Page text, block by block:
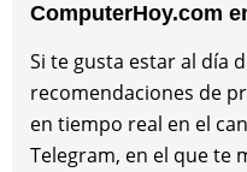
ComputerHoy.com
Si te gusta estar al día
recomendaciones de
en tiempo real en el
Telegram, en el que te